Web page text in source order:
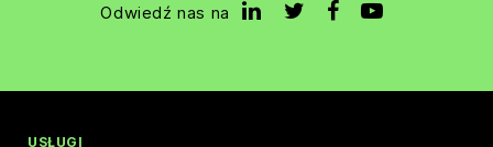
Odwiedź nas na
USŁUGI